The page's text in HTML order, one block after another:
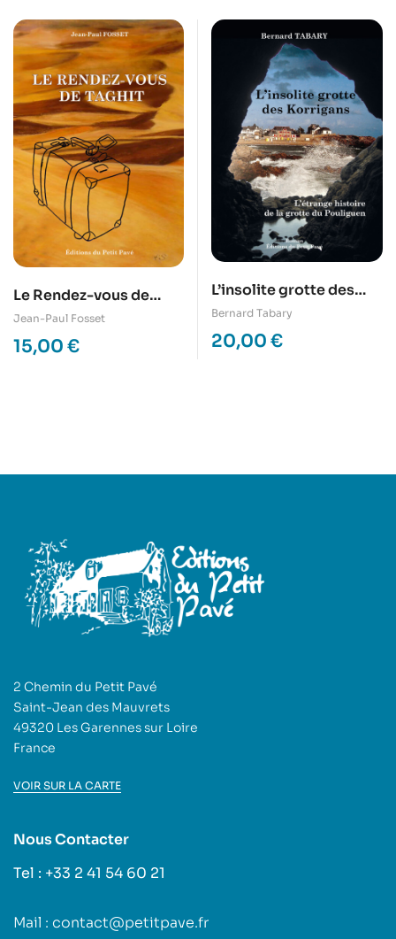
Le Rendez-vous de
Taghit
Jean-Paul Fosset
15,00 €
L’insolite grotte des
Korrigans
Bernard Tabary
20,00 €
2 Chemin du Petit Pavé
Saint-Jean des Mauvrets
49320 Les Garennes sur Loire
France
VOIR SUR LA CARTE
Nous Contacter
Tel : +33 2 41 54 60 21
Mail : contact@petitpave.fr